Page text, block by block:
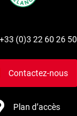
+33 (0)3 22 60 26 50
Contactez-nous
Plan d’accès